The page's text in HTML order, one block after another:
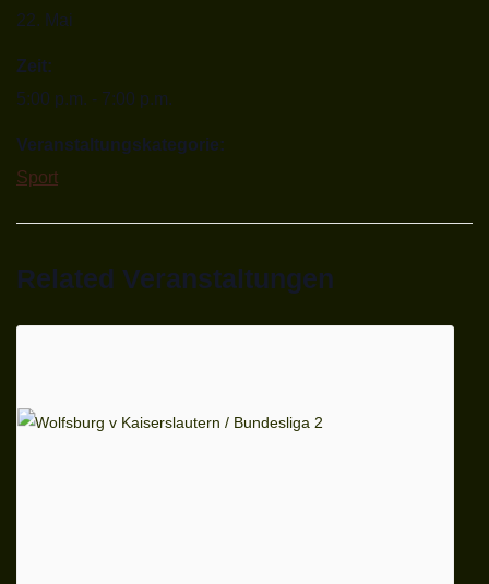
22. Mai
Zeit:
5:00 p.m. - 7:00 p.m.
Veranstaltungskategorie:
Sport
Related Veranstaltungen